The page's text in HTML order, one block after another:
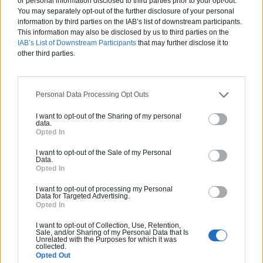
You may separately opt-out of the further disclosure of your personal
information by third parties on the IAB’s list of downstream participants.
This information may also be disclosed by us to third parties on the
IAB’s List of Downstream Participants that may further disclose it to
other third parties.
Personal Data Processing Opt Outs
I want to opt-out of the Sharing of my personal
data.
Opted In
I want to opt-out of the Sale of my Personal
Data.
Opted In
I want to opt-out of processing my Personal
Data for Targeted Advertising.
Opted In
I want to opt-out of Collection, Use, Retention,
Sale, and/or Sharing of my Personal Data that Is
Unrelated with the Purposes for which it was
collected.
Opted Out
Enduit
Papier peint
Parquet
Carrelage
Alarme de piscine
Entretien Chaudière / Chauffe-eau
Plancher chauffant
Plancher chauffant électrique
Entretien climatisation
VMC
Chauffe-eau solaire
Géothermie
Chauffage solaire
Bétons décoratifs extérieurs
Piscine à armatures métalliques
Spa, Sauna, Hammam
Dalles et Chapes
Activités :Gros œuvre, Borne de recharge
0800 20 03 20
Labels et certifications :
Partenaire